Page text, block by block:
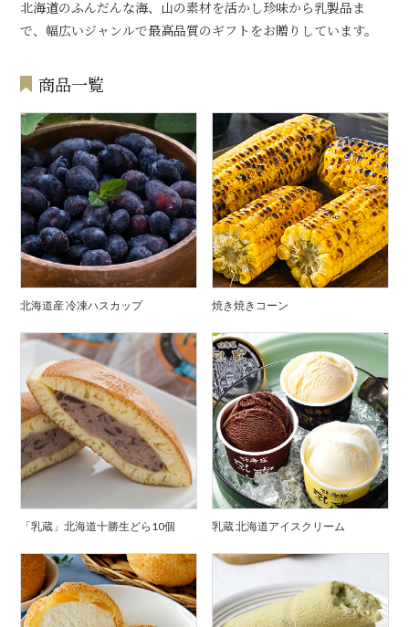
北海道のふんだんな海、山の素材を活かし珍味から乳製品ま
で、幅広いジャンルで最高品質のギフトをお贈りしています。
商品一覧
北海道産 冷凍ハスカップ 焼き焼きコーン
「乳蔵」北海道十勝生どら10個 乳蔵 北海道アイスクリーム